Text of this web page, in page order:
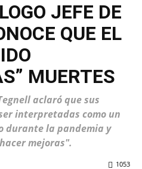
JEFE DE
QUE EL
MUERTES
aclaró que sus
interpretadas como un
durante la pandemia y
mejoras".
1053